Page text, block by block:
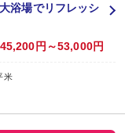
浴場でリフレッシ
45,200円～53,000円
米